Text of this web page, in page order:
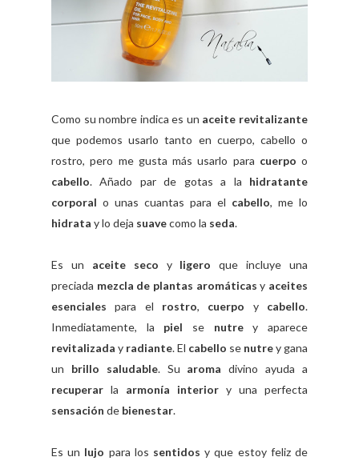
Como su nombre indica es un aceite revitalizante
que podemos usarlo tanto en cuerpo, cabello o
rostro, pero me gusta más usarlo para cuerpo o
cabello. Añado par de gotas a la hidratante
corporal o unas cuantas para el cabello, me lo
hidrata y lo deja suavecomo la seda.
Es un aceite seco y ligero que incluye una
preciada mezcla de plantas aromáticas y aceites
esencialespara el rostro, cuerpo ycabello.
Inmediatamente, la piel se nutrey aparece
revitalizada y radiante. El cabello se nutrey gana
un brillo saludable. Su aroma divino ayuda a
recuperar la armonía interior y una perfecta
sensación de bienestar.
Es un lujo para los sentidosy que estoy feliz de